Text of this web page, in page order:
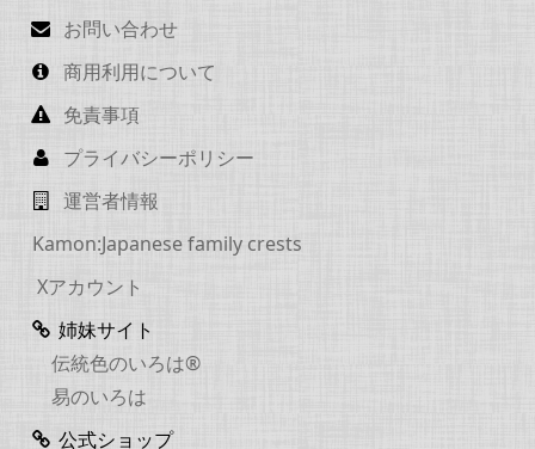
お問い合わせ
商用利用について
免責事項
プライバシーポリシー
運営者情報
Kamon:Japanese family crests
Xアカウント
姉妹サイト
伝統色のいろは®
易のいろは
公式ショップ